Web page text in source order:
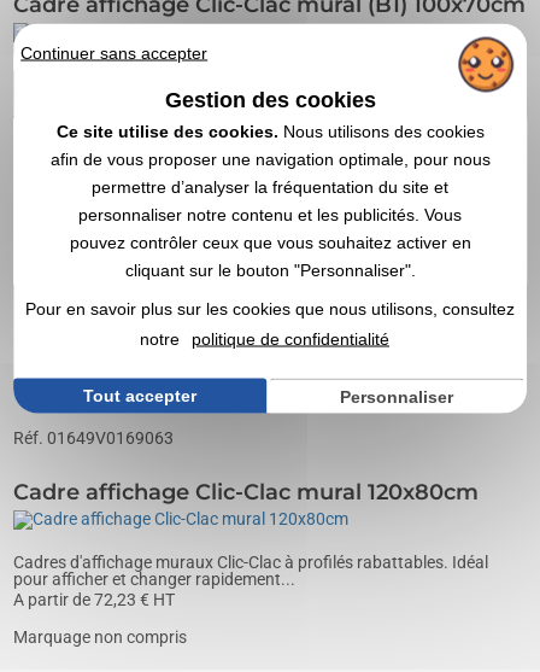
Cadres d'affichage muraux Clic-Clac à profilés rabattables. Idéal
pour afficher et changer rapidement...
€ HT
Marquage non compris
OBTENIR UN DEVIS
Réf. 01649V0169063
Cadre affichage Clic-Clac mural 120x80cm
Cadres d'affichage muraux Clic-Clac à profilés rabattables. Idéal
pour afficher et changer rapidement...
A partir de72,23€ HT
Marquage non compris
Continuer sans accepter
Gestion des cookies
Ce site utilise des cookies. Nous utilisons des cookies
afin de vous proposer une navigation optimale, pour nous
permettre d’analyser la fréquentation du site et
personnaliser notre contenu et les publicités. Vous
pouvez contrôler ceux que vous souhaitez activer en
cliquant sur le bouton "Personnaliser".
Pour en savoir plus sur les cookies que nous utilisons, consultez
notre
politique de confidentialité
Tout accepter Personnaliser